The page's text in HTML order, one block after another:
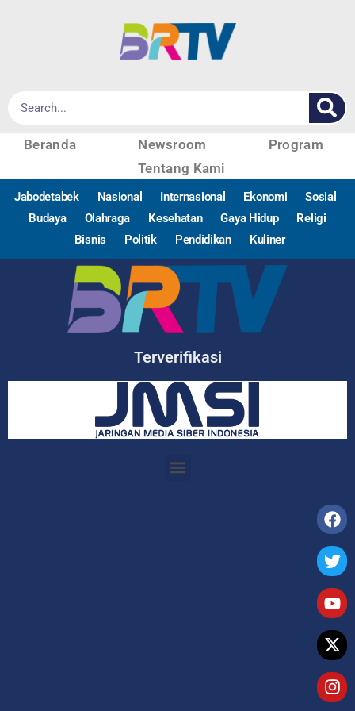
Beranda Newsroom
Program
Tentang Kami
Jabodetabek Nasional Internasional Ekonomi
Sosial
Budaya
Olahraga Kesehatan Gaya Hidup
Religi
Bisnis
Politik Pendidikan Kuliner
Terverifikasi